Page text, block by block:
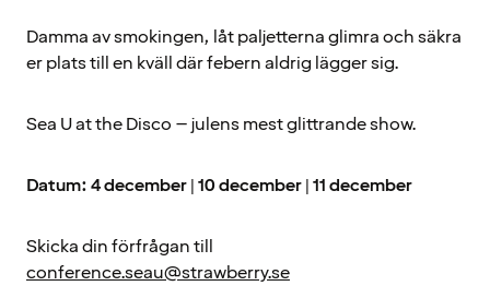
Damma av smokingen, låt paljetterna glimra och säkra
er plats till en kväll där febern aldrig lägger sig.
Sea U at the Disco – julens mest glittrande show.
Datum: 4 december | 10 december | 11 december
Skicka din förfrågan till
conference.seau@strawberry.se